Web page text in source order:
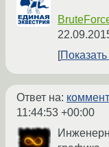
Показать
Ответ на:
11:44:53 +00:00